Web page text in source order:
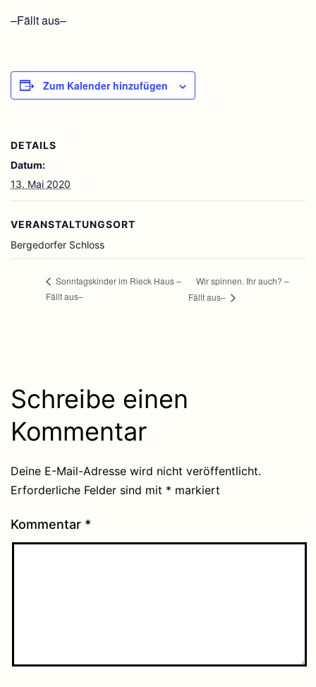
–Fällt aus–
Zum Kalender hinzufügen
DETAILS
Datum:
13. Mai 2020
VERANSTALTUNGSORT
Bergedorfer Schloss
Sonntagskinder im Rieck Haus –
Fällt aus–
Wir spinnen. Ihr auch? –
Fällt aus–
Schreibe einen
Kommentar
Deine E-Mail-Adresse wird nicht veröffentlicht.
Erforderliche Felder sind mit * markiert
Kommentar *